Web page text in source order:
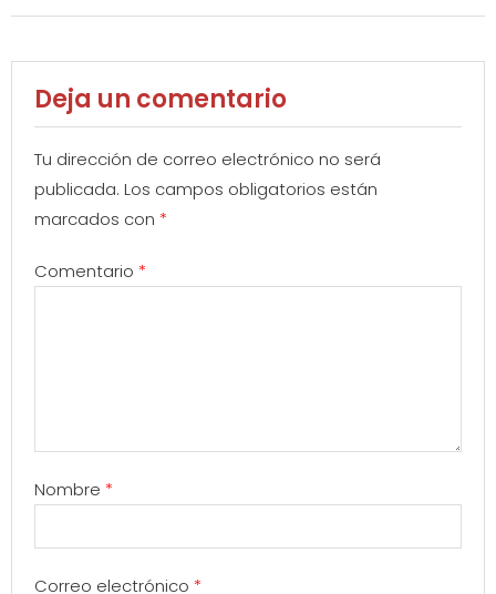
Deja un comentario
Tu dirección de correo electrónico no será
publicada. Los campos obligatorios están
marcados con *
Comentario *
Nombre *
Correo electrónico *